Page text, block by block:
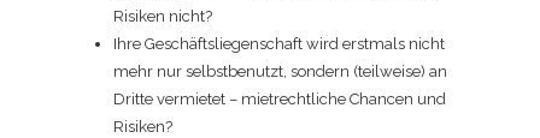
Risiken nicht?
Ihre Geschäftsliegenschaft wird erstmals nicht
mehr nur selbstbenutzt, sondern (teilweise) an
Dritte vermietet – mietrechtliche Chancen und
Risiken?